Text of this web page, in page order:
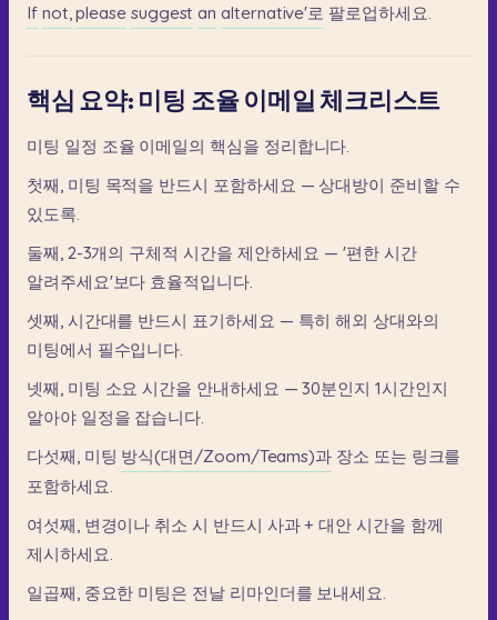
If not, please suggest an alternative'로 팔로업하세요.
핵심 요약: 미팅 조율 이메일 체크리스트
미팅 일정 조율 이메일의 핵심을 정리합니다.
첫째, 미팅 목적을 반드시 포함하세요 — 상대방이 준비할 수
있도록.
둘째, 2-3개의 구체적 시간을 제안하세요 — '편한 시간
알려주세요'보다 효율적입니다.
셋째, 시간대를 반드시 표기하세요 — 특히 해외 상대와의
미팅에서 필수입니다.
넷째, 미팅 소요 시간을 안내하세요 — 30분인지 1시간인지
알아야 일정을 잡습니다.
다섯째, 미팅 방식(대면/Zoom/Teams)과 장소 또는 링크를
포함하세요.
여섯째, 변경이나 취소 시 반드시 사과 + 대안 시간을 함께
제시하세요.
일곱째, 중요한 미팅은 전날 리마인더를 보내세요.